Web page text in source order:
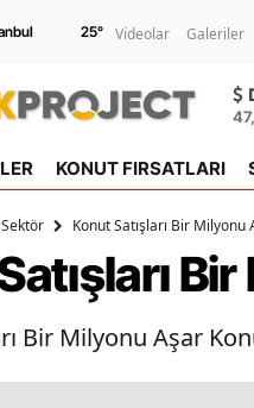
25° Videolar Galeriler
KONUT FIRSATLARI
Sektör Konut Satışları Bir Milyonu
Bir Milyonu Aşar